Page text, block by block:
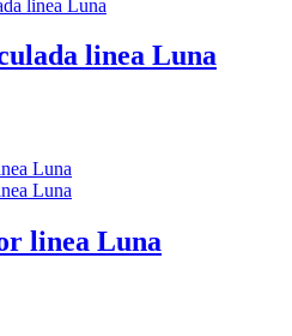
linea Luna
linea Luna